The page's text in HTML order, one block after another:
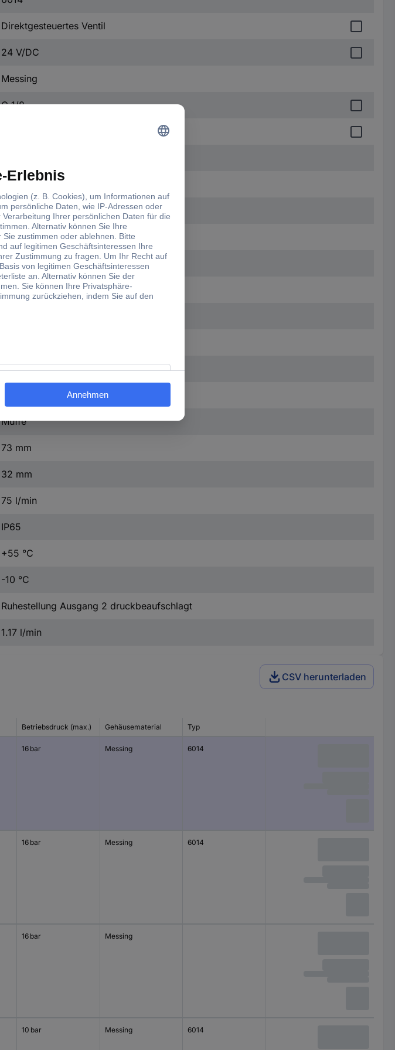
Direktgesteuertes Ventil
24 V/DC
Messing
G 1/8
0 bar
FKM
3/2-Wege
0.332 kg
-10 bis +100 °C
Neutrale Medien
Muffe
73 mm
32 mm
75 l/min
IP65
+55 °C
-10 °C
Ruhestellung Ausgang 2 druckbeaufschlagt
1.17 l/min
CSV herunterladen
Betriebsdruck (max.) Gehäusematerial Typ
16 bar Messing 6014
16 bar Messing 6014
16 bar Messing
10 bar Messing 6014